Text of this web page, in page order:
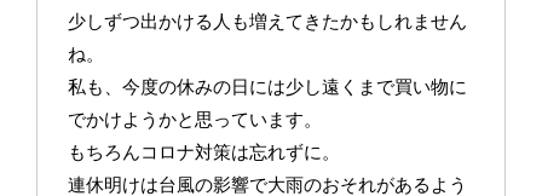
少しずつ出かける人も増えてきたかもしれません
ね。
私も、今度の休みの日には少し遠くまで買い物に
でかけようかと思っています。
もちろんコロナ対策は忘れずに。
連休明けは台風の影響で大雨のおそれがあるよう